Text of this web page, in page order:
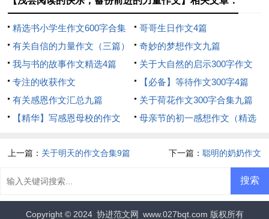
精选书小学生作文600字合集
九篇
哥哥生日作文4篇
有关自信的力量作文（三篇）
奇妙的梦想作文九篇
我与书的故事作文精选4篇
关于大自然的启示300字作文
专注的收获作文
【必备】等待作文300字4篇
有关感恩作文汇总九篇
关于荷花作文300字合集九篇
【精华】写感恩母校的作文
母亲节的初一感想作文（精选
上一篇： 关于明天的作文合集9篇 下一篇： 聪明的奶奶作文
Copyright © 2024 协进范文网 www.027bqt.com 版权所有